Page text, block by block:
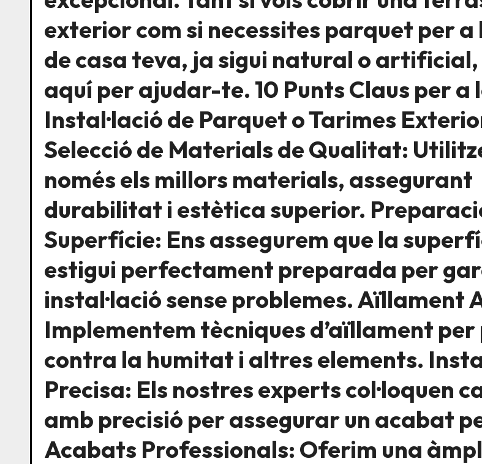
exterior com si necessites parquet per a
de casa teva, ja sigui natural o artificial,
aquí per ajudar-te. 10 Punts Claus per a
Instal·lació de Parquet o Tarimes
Selecció de Materials de Qualitat:
només els millors materials, assegurant
durabilitat i estètica superior.
Superfície: Ens assegurem que la
estigui perfectament preparada per
instal·lació sense problemes. Aïllament
Implementem tècniques d’aïllament
contra la humitat i altres elements.
Precisa: Els nostres experts col·loquen
amb precisió per assegurar un acabat
Acabats Professionals: Oferim una